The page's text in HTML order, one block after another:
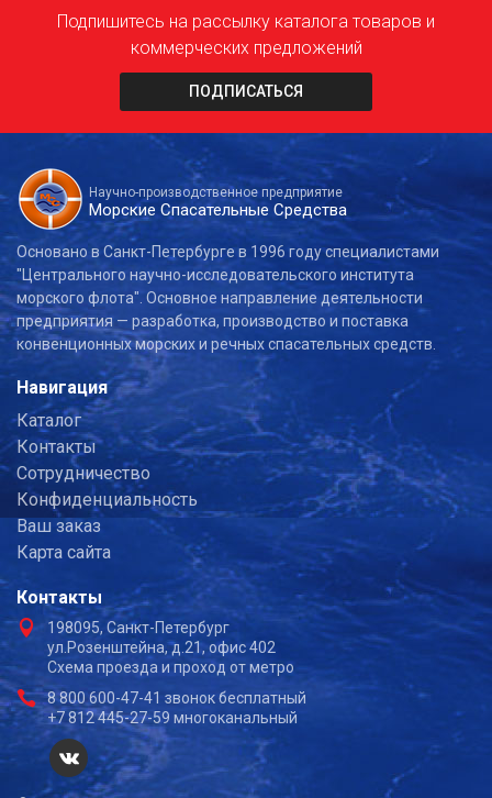
Подпишитесь на рассылку каталога товаров и
коммерческих предложений
ПОДПИСАТЬСЯ
Научно-производственное предприятие
Морские Спасательные Средства
Основано в Санкт-Петербурге в 1996 году специалистами
"Центрального научно-исследовательского института
морского флота". Основное направление деятельности
предприятия — разработка, производство и поставка
конвенционных морских и речных спасательных средств.
Навигация
Каталог
Контакты
Сотрудничество
Конфиденциальность
Ваш заказ
Карта сайта
Контакты
198095, Санкт-Петербург
ул.Розенштейна, д.21, офис 402
Схема проезда и проход от метро
8 800 600-47-41 звонок бесплатный
+7 812 445-27-59 многоканальный